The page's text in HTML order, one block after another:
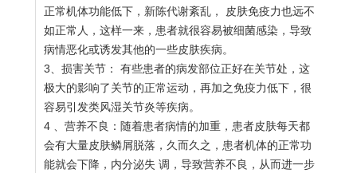
正常机体功能低下，新陈代谢紊乱， 皮肤免疫力也远不
如正常人，这样一来，患者就很容易被细菌感染，导致
病情恶化或诱发其他的一些皮肤疾病。
3、损害关节： 有些患者的病发部位正好在关节处，这
极大的影响了关节的正常运动，再加之免疫力低下，很
容易引发类风湿关节炎等疾病。
4 、营养不良：随着患者病情的加重，患者皮肤每天都
会有大量皮肤鳞屑脱落，久而久之，患者机体的正常功
能就会下降，内分泌失 调，导致营养不良，从而进一步